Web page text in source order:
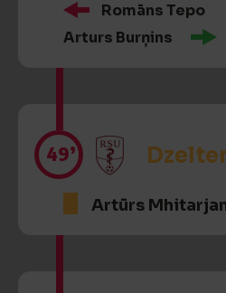
Romāns Tepo
Arturs Burņins
49’
Artūrs